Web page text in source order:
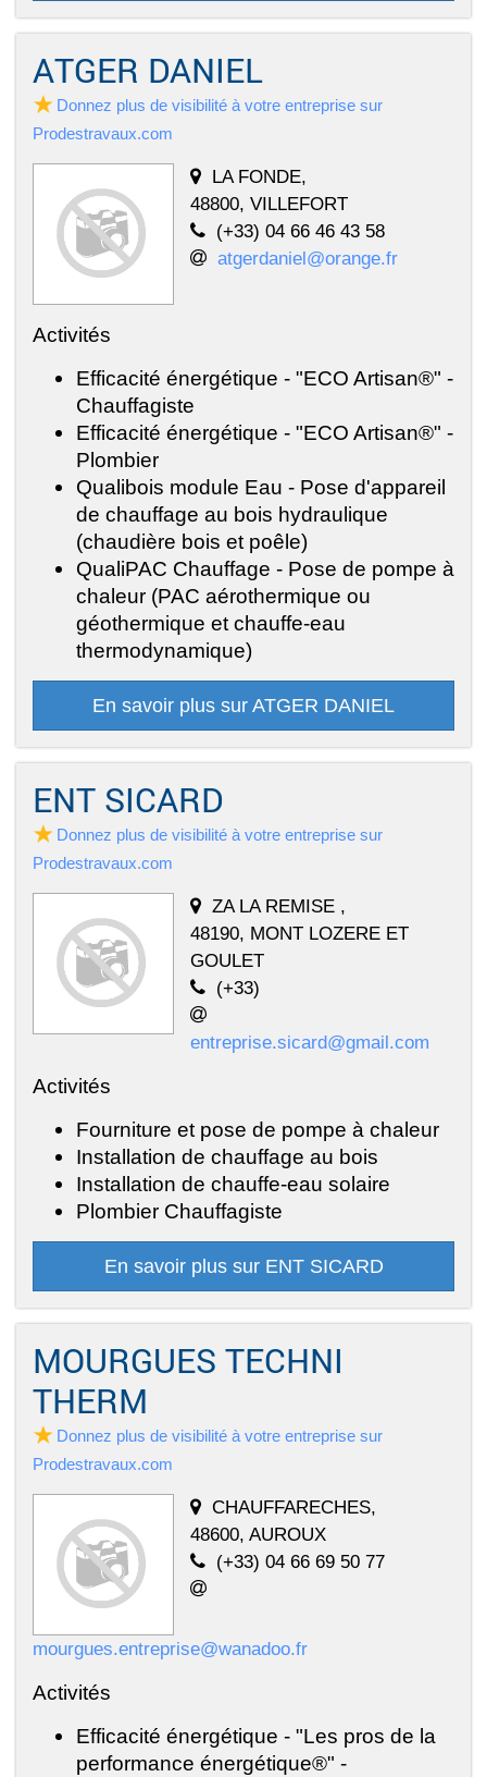
ATGER DANIEL
Donnez plus de visibilité à votre entreprise sur
Prodestravaux.com
LA FONDE,
48800, VILLEFORT
(+33) 04 66 46 43 58
atgerdaniel@orange.fr
Activités
Efficacité énergétique - "ECO Artisan®" -
Chauffagiste
Efficacité énergétique - "ECO Artisan®" -
Plombier
Qualibois module Eau - Pose d'appareil
de chauffage au bois hydraulique
(chaudière bois et poêle)
QualiPAC Chauffage - Pose de pompe à
chaleur (PAC aérothermique ou
géothermique et chauffe-eau
thermodynamique)
En savoir plus sur ATGER DANIEL
ENT SICARD
Donnez plus de visibilité à votre entreprise sur
Prodestravaux.com
ZA LA REMISE ,
48190, MONT LOZERE ET
GOULET
(+33)
entreprise.sicard@gmail.com
Activités
Fourniture et pose de pompe à chaleur
Installation de chauffage au bois
Installation de chauffe-eau solaire
Plombier Chauffagiste
En savoir plus sur ENT SICARD
MOURGUES TECHNI
THERM
Donnez plus de visibilité à votre entreprise sur
Prodestravaux.com
CHAUFFARECHES,
48600, AUROUX
(+33) 04 66 69 50 77
mourgues.entreprise@wanadoo.fr
Activités
Efficacité énergétique - "Les pros de la
performance énergétique®" -